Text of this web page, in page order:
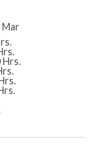
Mar
Hrs.